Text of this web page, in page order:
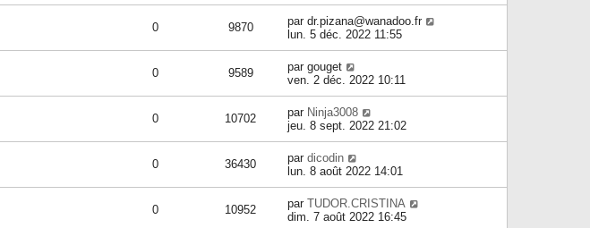
0 9870 par dr.pizana@wanadoo.fr
lun. 5 déc. 2022 11:55
0 9589 par gouget
ven. 2 déc. 2022 10:11
0 10702 par Ninja3008
jeu. 8 sept. 2022 21:02
0 36430 par dicodin
lun. 8 août 2022 14:01
0 10952 par TUDOR.CRISTINA
dim. 7 août 2022 16:45